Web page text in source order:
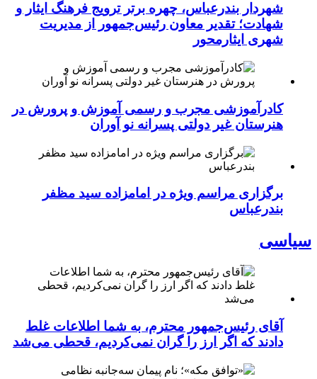
شهردار بندرعباس، چهره برتر ترویج فرهنگ ایثار و
شهادت؛ تقدیر معاون رئیس‌جمهور از مدیریت
شهری ایثارمحور
کادرآموزشی مجرب و رسمی آموزش و پرورش در
هنرستان غیر دولتی پسرانه نو آوران
برگزاری مراسم ویژه در امامزاده سید مظفر
بندرعباس
سیاسی
آقای رئیس‌جمهور محترم، به شما اطلاعات غلط
دادند که اگر ارز را گران نمی‌کردیم، قحطی می‌شد